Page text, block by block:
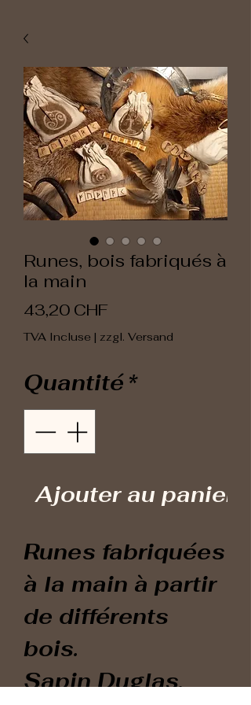
Runes, bois fabriqués à
la main
43,20 CHFPrix
TVA Incluse | zzgl. Versand
Quantité *
Ajouter au panier
Runes fabriquées
à la main à partir
de différents
bois.
Sapin Duglas,